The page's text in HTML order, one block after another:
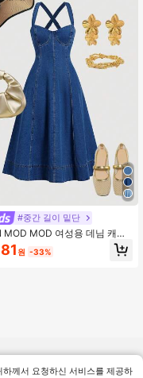
#중간 길이 밑단
MOD MOD 여성용 데님 캐미
스, 캐주얼 핏팅 미드 기장 블
아웃핏 여성, 로맨틱 드레스,
원 -33%
께서 요청하신 서비스를 제공하